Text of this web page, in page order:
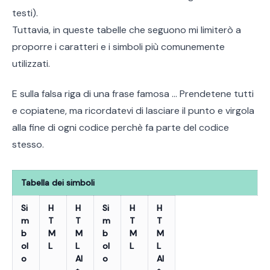
testi).
Tuttavia, in queste tabelle che seguono mi limiterò a
proporre i caratteri e i simboli più comunemente
utilizzati.
E sulla falsa riga di una frase famosa … Prendetene tutti
e copiatene, ma ricordatevi di lasciare il punto e virgola
alla fine di ogni codice perchè fa parte del codice
stesso.
Tabella dei simboli
Si
m
b
ol
o
H
T
M
L
H
T
M
L
Al
Si
m
b
ol
o
H
T
M
L
H
T
M
L
Al